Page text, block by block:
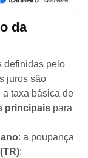
da
definidas pelo
juros são
a taxa básica de
principais para
: a poupança
;